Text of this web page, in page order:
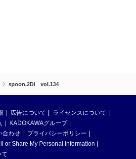
spoon.2Di vol.134
広告について
ライセンスについて
KADOKAWAグループ
合わせ
プライバシーポリシー
or Share My Personal Information